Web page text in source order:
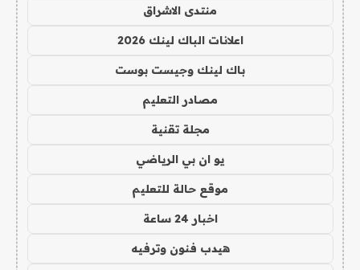
منتدى الاشراق
اعلانات الباك لينك 2026
باك لينك وجيست بوست
مصادر التعليم
مجلة تقنية
يو ان بي الرياضي
موقع حالة للتعليم
اخبار 24 ساعة
هيدب فنون وترفيه